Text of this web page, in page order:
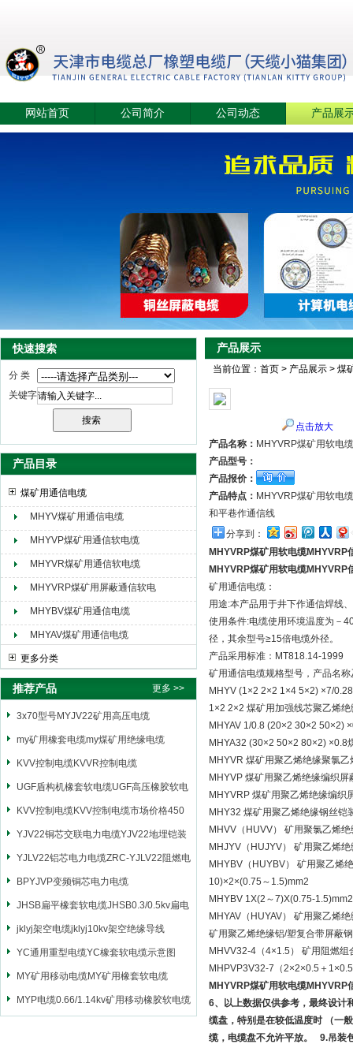
天津市电缆总厂橡塑电缆厂（天缆小猫集团）
网站首页 公司简介 公司动态 产品展
快速搜索
分 类
关键字
产品目录
煤矿用通信电缆
MHYV煤矿用通信电缆
MHYVP煤矿用通信软电缆
MHYVR煤矿用通信软电缆
MHYVRP煤矿用屏蔽通信软电
缆
MHYBV煤矿用通信电缆
MHYAV煤矿用通信电缆
更多分类
推荐产品 更多 >>
3x70型号MYJV22矿用高压电缆
my矿用橡套电缆my煤矿用绝缘电缆
KVV控制电缆KVVR控制电缆
UGF盾构机橡套软电缆UGF高压橡胶软电
缆
KVV控制电缆KVV控制电缆市场价格450
YJV22铜芯交联电力电缆YJV22地埋铠装
电源电缆
YJLV22铝芯电力电缆ZRC-YJLV22阻燃电
力电缆
BPYJVP变频铜芯电力电缆
JHSB扁平橡套软电缆JHSB0.3/0.5kv扁电
缆
jklyj架空电缆jklyj10kv架空绝缘导线
YC通用重型电缆YC橡套软电缆示意图
MY矿用移动电缆MY矿用橡套软电缆
MYP电缆0.66/1.14kv矿用移动橡胶软电缆
产品展示
当前位置： 首页 > 产品展示 > 煤
点击放大
产品名称： MHYVRP煤矿用软电
产品型号：
产品报价：
产品特点： MHYVRP煤矿用软电
和平巷作通信线
分享到：
MHYVRP煤矿用软电缆MHYVRP
MHYVRP煤矿用软电缆MHYVRP
矿用通信电缆：
用途:本产品用于井下作通信焊线
使用条件:电缆使用环境温度为－
径，其余型号≥15倍电缆外径。
产品采用标准：MT818.14-1999
矿用通信电缆规格型号，产品名称
MHYV (1×2 2×2 1×4 5×2) ×7/
1×2 2×2 煤矿用加强线芯聚乙烯
MHYAV 1/0.8 (20×2 30×2 50×2)
MHYA32 (30×2 50×2 80×2) ×0.8
MHYVR 煤矿用聚乙烯绝缘聚氯
MHYVP 煤矿用聚乙烯绝缘编织
MHYVRP 煤矿用聚乙烯绝缘编织
MHY32 煤矿用聚乙烯绝缘钢丝铠
MHVV（HUVV） 矿用聚氯乙烯
MHJYV（HUJYV） 矿用聚乙烯
MHYBV（HUYBV） 矿用聚乙烯
10)×2×(0.75～1.5)mm2
MHYBV 1X(2～7)X(0.75-1.5)mm2
MHYAV（HUYAV） 矿用聚乙烯
矿用聚乙烯绝缘铝/塑复合带屏蔽
MHVV32-4（4×1.5） 矿用阻燃
MHPVP3V32-7（2×2×0.5＋
MHYVRP煤矿用软电缆MHYVRP
6、以上数据仅供参考，最终设计
缆盘，特别是在较低温度时 （一
缆，电缆盘不允许平放。 9.吊装